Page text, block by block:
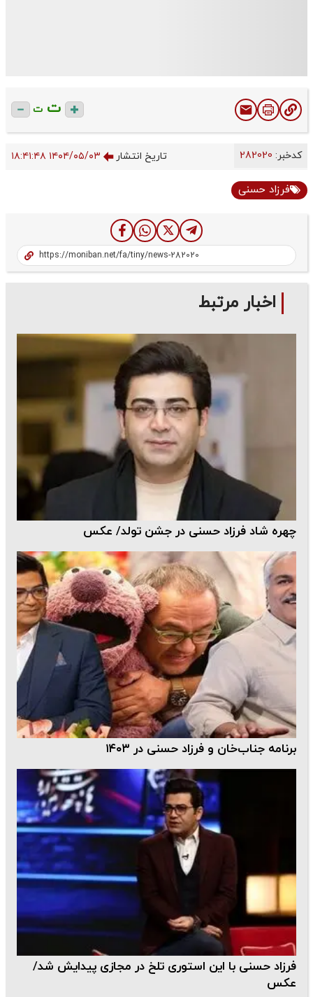
ت ت
کدخبر: تاریخ انتشار ۱۴۰۴/۰۵/۰۳ ۱۸:۴۱:۴۸
فرزاد حسنی
اخبار مرتبط
چهره شاد فرزاد حسنی در جشن تولد/ عکس
برنامه جناب‌خان و فرزاد حسنی در ۱۴۰۳
فرزاد حسنی با این استوری تلخ در مجازی پیدایش شد/
عکس